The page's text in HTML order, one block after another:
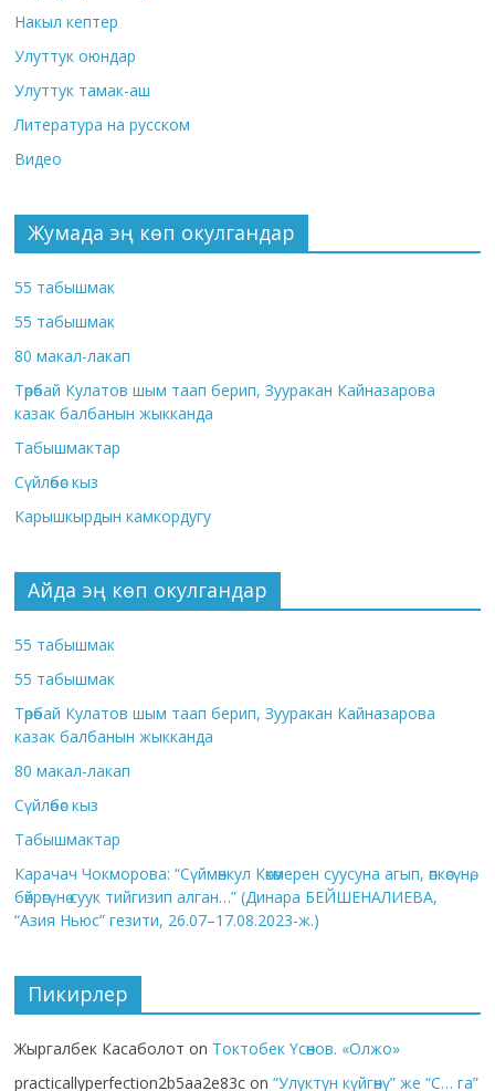
Накыл кептер
Улуттук оюндар
Улуттук тамак-аш
Литература на русском
Видео
Жумада эң көп окулгандар
55 табышмак
55 табышмак
80 макал-лакап
Төрөбай Кулатов шым таап берип, Зууракан Кайназарова
казак балбанын жыкканда
Табышмактар
Сүйлөбөс кыз
Карышкырдын камкордугу
Айда эң көп окулгандар
55 табышмак
55 табышмак
Төрөбай Кулатов шым таап берип, Зууракан Кайназарова
казак балбанын жыкканда
80 макал-лакап
Сүйлөбөс кыз
Табышмактар
Карачач Чокморова: “Сүймөнкул Көкөмерен суусуна агып, өпкөсүнө,
бөйрөгүнө суук тийгизип алган…” (Динара БЕЙШЕНАЛИЕВА,
“Азия Ньюс” гезити, 26.07–17.08.2023-ж.)
Пикирлер
Жыргалбек Касаболот on Токтобек Үсөнов. «Олжо»
practicallyperfection2b5aa2e83c on“Улуктун күйгөнү” же “С… га”